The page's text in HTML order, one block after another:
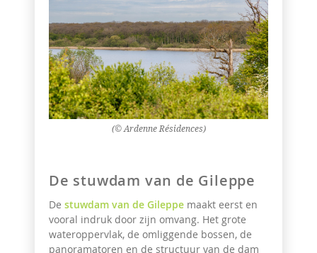
(© Ardenne Résidences)
De stuwdam van de Gileppe
De stuwdam van de Gileppe maakt eerst en
vooral indruk door zijn omvang. Het grote
wateroppervlak, de omliggende bossen, de
panoramatoren en de structuur van de dam